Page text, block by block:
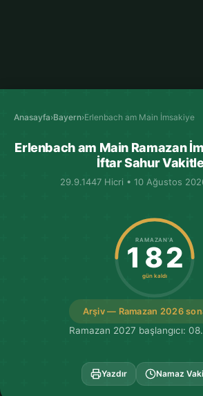
Anasayfa›Bayern›Erlenbach am Main İmsakiye
Erlenbach am Main Ramazan
İftar Sahur
29.9.1447 Hicri • 10 Ağustos
Arşiv — Ramazan 2026
RAMAZAN'A
182
gün kaldı
Ramazan 2027 başlangıcı:
Yazdır Namaz